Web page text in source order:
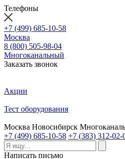
Телефоны
+7 (499) 685-10-58
Москва
8 (800) 505-98-04
Многоканальный
Заказать звонок
Акции
Тест оборудования
Москва Новосибирск
+7 (499) 685-10-58 +7 (383) 312-02-
Написать письмо